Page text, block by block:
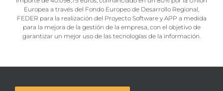
Europea a través del Fondo Europeo de Desarrollo Regional,
FEDER para la realización del Proyecto Software y APP a medida
para la mejora de la gestión de la empresa, con el objetivo de
garantizar un mejor uso de las tecnologías de la información.